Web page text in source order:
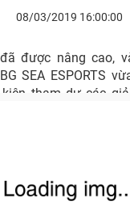
08/03/2019 16:00:00
được nâng cao,
SEA ESPORTS
tham dự các